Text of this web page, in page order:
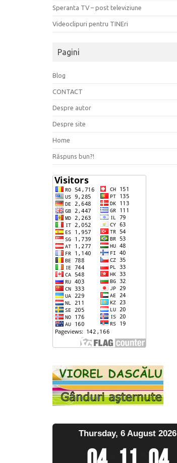
Speranta TV – post televiziune
Videoclipuri pentru TINEri
Pagini
Blog
CONTACT
Despre autor
Despre site
Home
Răspuns bun?!
Thursday, 6 August 2026